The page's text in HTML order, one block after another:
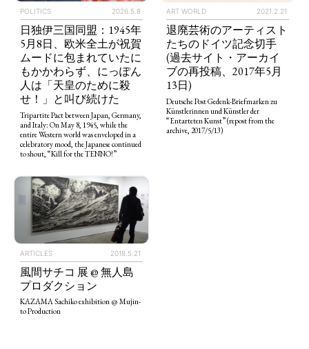
TAGS PEOPLE
ART WORLD CULTURAL ESSAYS
POLITICS
POLITICS 2026.5.8
日独伊三国同盟：1945年
5月8日、欧米全土が祝賀
ムードに包まれていたに
もかかわらず、にっぽん
人は「天皇のために殺
せ！」と叫び続けた
Tripartite Pact between Japan, Germany,
and Italy: On May 8, 1945, while the
entire Western world was enveloped in a
celebratory mood, the Japanese continued
to shout, “Kill for the TENNO!”
ART WORLD 2021.2.21
退廃芸術のアーティスト
たちのドイツ記念切手
(過去サイト・アーカイ
ブの再投稿、2017年5月
13日)
Deutsche Post Gedenk-Briefmarken zu
Künstlerinnen und Künstler der
“Entarteten Kunst” (repost from the
archive, 2017/5/13)
ARTICLES 2018.5.21
風間サチコ 展 @ 無人島
プロダクション
KAZAMA Sachiko exhibition @ Mujin-
to Production